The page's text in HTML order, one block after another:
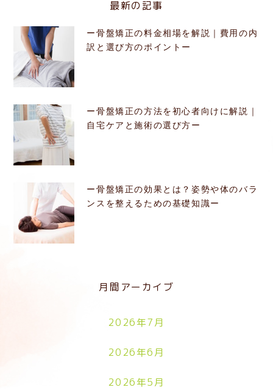
最新の記事
ー骨盤矯正の料金相場を解説｜費用の内
訳と選び方のポイントー
ー骨盤矯正の方法を初心者向けに解説｜
自宅ケアと施術の選び方ー
ー骨盤矯正の効果とは？姿勢や体のバラ
ンスを整えるための基礎知識ー
月間アーカイブ
2026年7月
2026年6月
2026年5月